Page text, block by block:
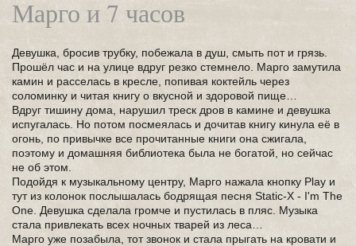
Марго и 7 часов
Девушка, бросив трубку, побежала в душ, смыть пот и грязь.
Прошёл час и на улице вдруг резко стемнело. Марго замутила
камин и расселась в кресле, попивая коктейль через
соломинку и читая книгу о вкусной и здоровой пище…
Вдруг тишину дома, нарушил треск дров в камине и девушка
испугалась. Но потом посмеялась и дочитав книгу кинула её в
огонь, по привычке все прочитанные книги она сжигала,
поэтому и домашняя библиотека была не богатой, но сейчас
не об этом.
Подойдя к музыкальному центру, Марго нажала кнопку Play и
тут из колонок послышалась бодрящая песня Static-X - I'm The
One. Девушка сделала громче и пустилась в пляс. Музыка
стала привлекать всех ночных тварей из леса…
Марго уже позабыла, тот звонок и стала прыгать на кровати и